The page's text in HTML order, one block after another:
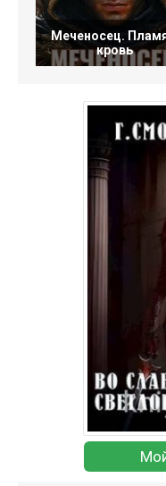
Меченосец.
кровь